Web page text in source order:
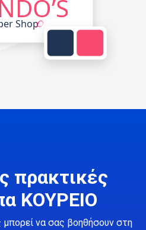
πρακτικές
ΚΟΥΡΕΙΟ
να σας βοηθήσουν στη